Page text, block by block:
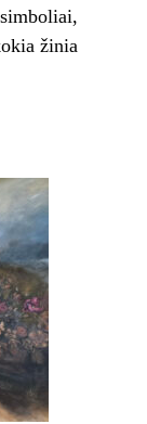
žinia